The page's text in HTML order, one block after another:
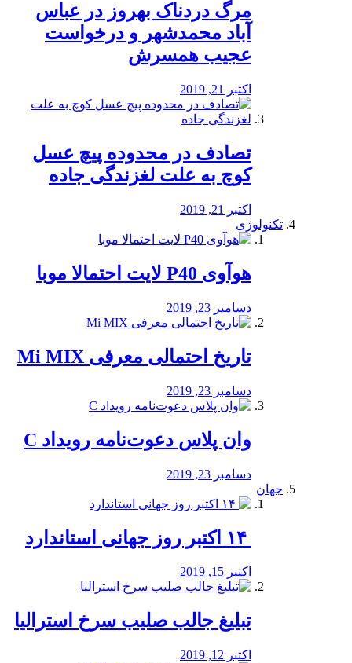
مرگ دردناک بهروز در عباس
آباد محمدشهر و درخواست
عجیب همسرش
اکتبر 21, 2019
تصادف در محدوده پیچ عسل
کوچ به علت لغزندگی جاده
اکتبر 21, 2019
تکنولوژی
هوآوی P40 لایت احتمالا موبا
دسامبر 23, 2019
تاریخ احتمالی معرفی Mi MIX
دسامبر 23, 2019
وان پلاس دعوت‌نامه رویداد C
دسامبر 23, 2019
جهان
اکتبر 15, 2019
تبلیغ جالب صلیب سرخ استرالیا
اکتبر 12, 2019